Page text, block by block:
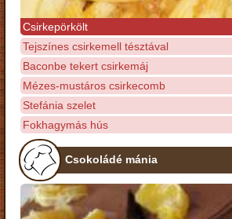
Csirkepörkölt
Tejszínes csirkemell tésztával
Baconbe tekert csirkemáj
Mézes-mustáros csirkecomb
Stefánia szelet
Fokhagymás hús
Csokoládé mánia